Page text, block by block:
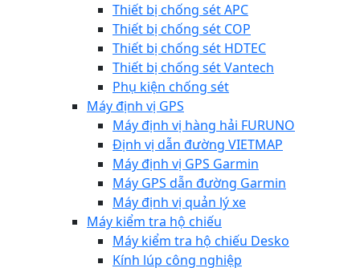
Thiết bị chống sét APC
Thiết bị chống sét COP
Thiết bị chống sét HDTEC
Thiết bị chống sét Vantech
Phụ kiện chống sét
Máy định vị GPS
Máy định vị hàng hải FURUNO
Định vị dẫn đường VIETMAP
Máy định vị GPS Garmin
Máy GPS dẫn đường Garmin
Máy định vị quản lý xe
Máy kiểm tra hộ chiếu
Máy kiểm tra hộ chiếu Desko
Kính lúp công nghiệp